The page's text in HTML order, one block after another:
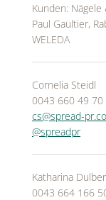
Kunden: Nägele
Paul Gaultier,
WELEDA
Cornelia Steidl
0043 660 49 70
cs@spread-
@spreadpr
Katharina
0043 664 166